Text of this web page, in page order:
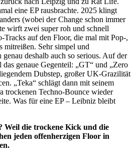
eine EP rausbrachte. 2025 klingt
(wobei der Change schon immer
wirft zwei super roh und schnell
Tracks auf den Floor, die mal mit Pop-,
Sehr simpel und
deshalb auch so serious. Auf der
genaue Gegenteil: „GT“ und „Zero
Dubstep, großer UK-Grazilität
„Teka“ schlägt dann mit seinem
trockenen Techno-Bounce wieder
Was für eine EP – Leibniz bleibt
Weil die trockene Kick und die
jeden offenherzigen Floor in